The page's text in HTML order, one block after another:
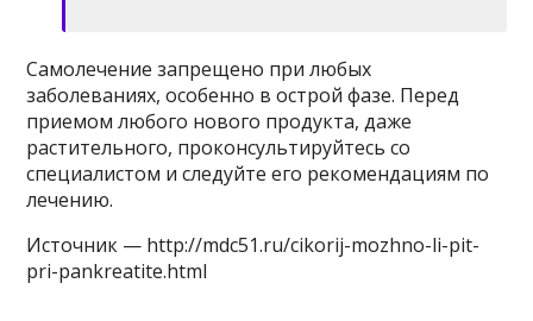
Самолечение запрещено при любых
заболеваниях, особенно в острой фазе. Перед
приемом любого нового продукта, даже
растительного, проконсультируйтесь со
специалистом и следуйте его рекомендациям по
лечению.
Источник — http://mdc51.ru/cikorij-mozhno-li-pit-
pri-pankreatite.html